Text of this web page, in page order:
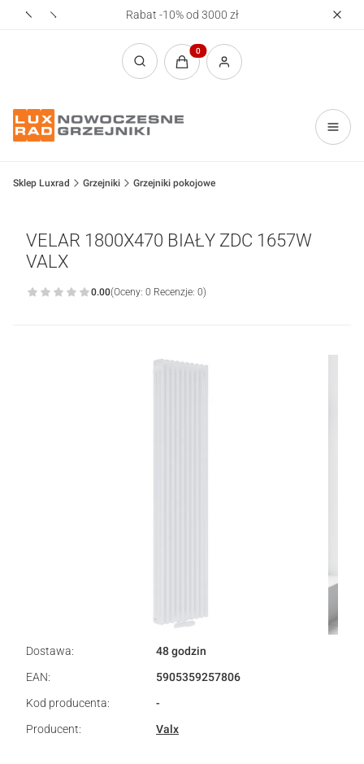
Rabat -10% od 3000 zł
Otwórz wyszukiwarkę
Produkty w koszyku: 0. Zobacz
Sklep Luxrad Grzejniki Grzejniki pokojowe
VELAR 1800X470 BIAŁY ZDC 1657W
VALX
0.00(Oceny: 0 Recenzje: 0)
Dostawa:
48 godzin
EAN:
5905359257806
Kod producenta:
-
Producent:
Valx